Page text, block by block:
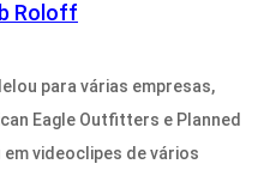
Roloff
para várias empresas,
Eagle Outfitters e Planned
videoclipes de vários